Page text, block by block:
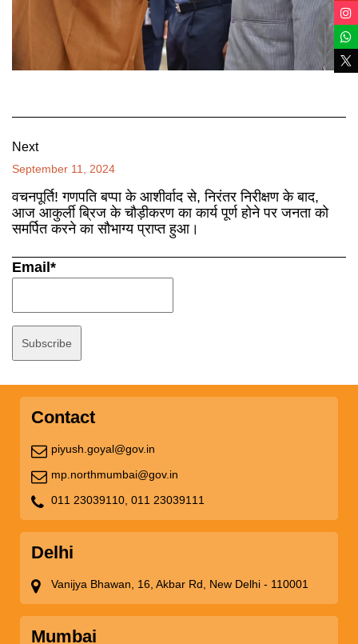
Next
September 11, 2024
वचनपूर्ति! गणपति बप्पा के आशीर्वाद से, निरंतर निरीक्षण के बाद,
आज आकुर्ली ब्रिज के चौड़ीकरण का कार्य पूर्ण होने पर जनता को
समर्पित करने का सौभाग्य प्राप्त हुआ।
Email*
Contact
piyush.goyal@gov.in
mp.northmumbai@gov.in
011 23039110, 011 23039111
Delhi
Vanijya Bhawan, 16, Akbar Rd, New Delhi - 110001
Mumbai